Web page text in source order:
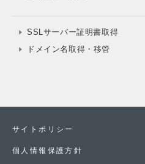
SSLサーバー証明書取得
ドメイン名取得・移管
サイトポリシー
個人情報保護方針